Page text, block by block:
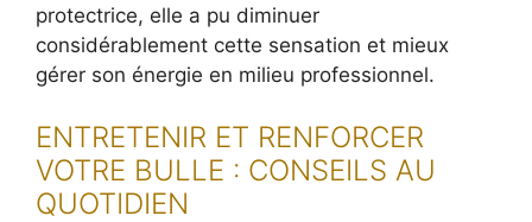
protectrice, elle a pu diminuer
considérablement cette sensation et mieux
gérer son énergie en milieu professionnel.
ENTRETENIR ET RENFORCER
VOTRE BULLE : CONSEILS AU
QUOTIDIEN